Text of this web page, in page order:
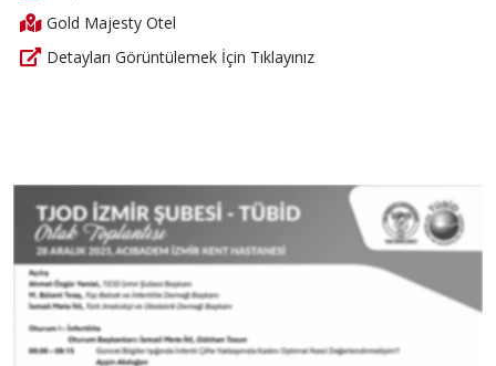
Gold Majesty Otel
Detayları Görüntülemek İçin Tıklayınız